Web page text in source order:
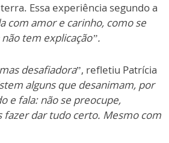
Essa experiência segundo a
com amor e carinho, como se
tem explicação”.
desafiadora”, refletiu Patrícia
alguns que desanimam, por
e fala: não se preocupe,
fazer dar tudo certo. Mesmo com